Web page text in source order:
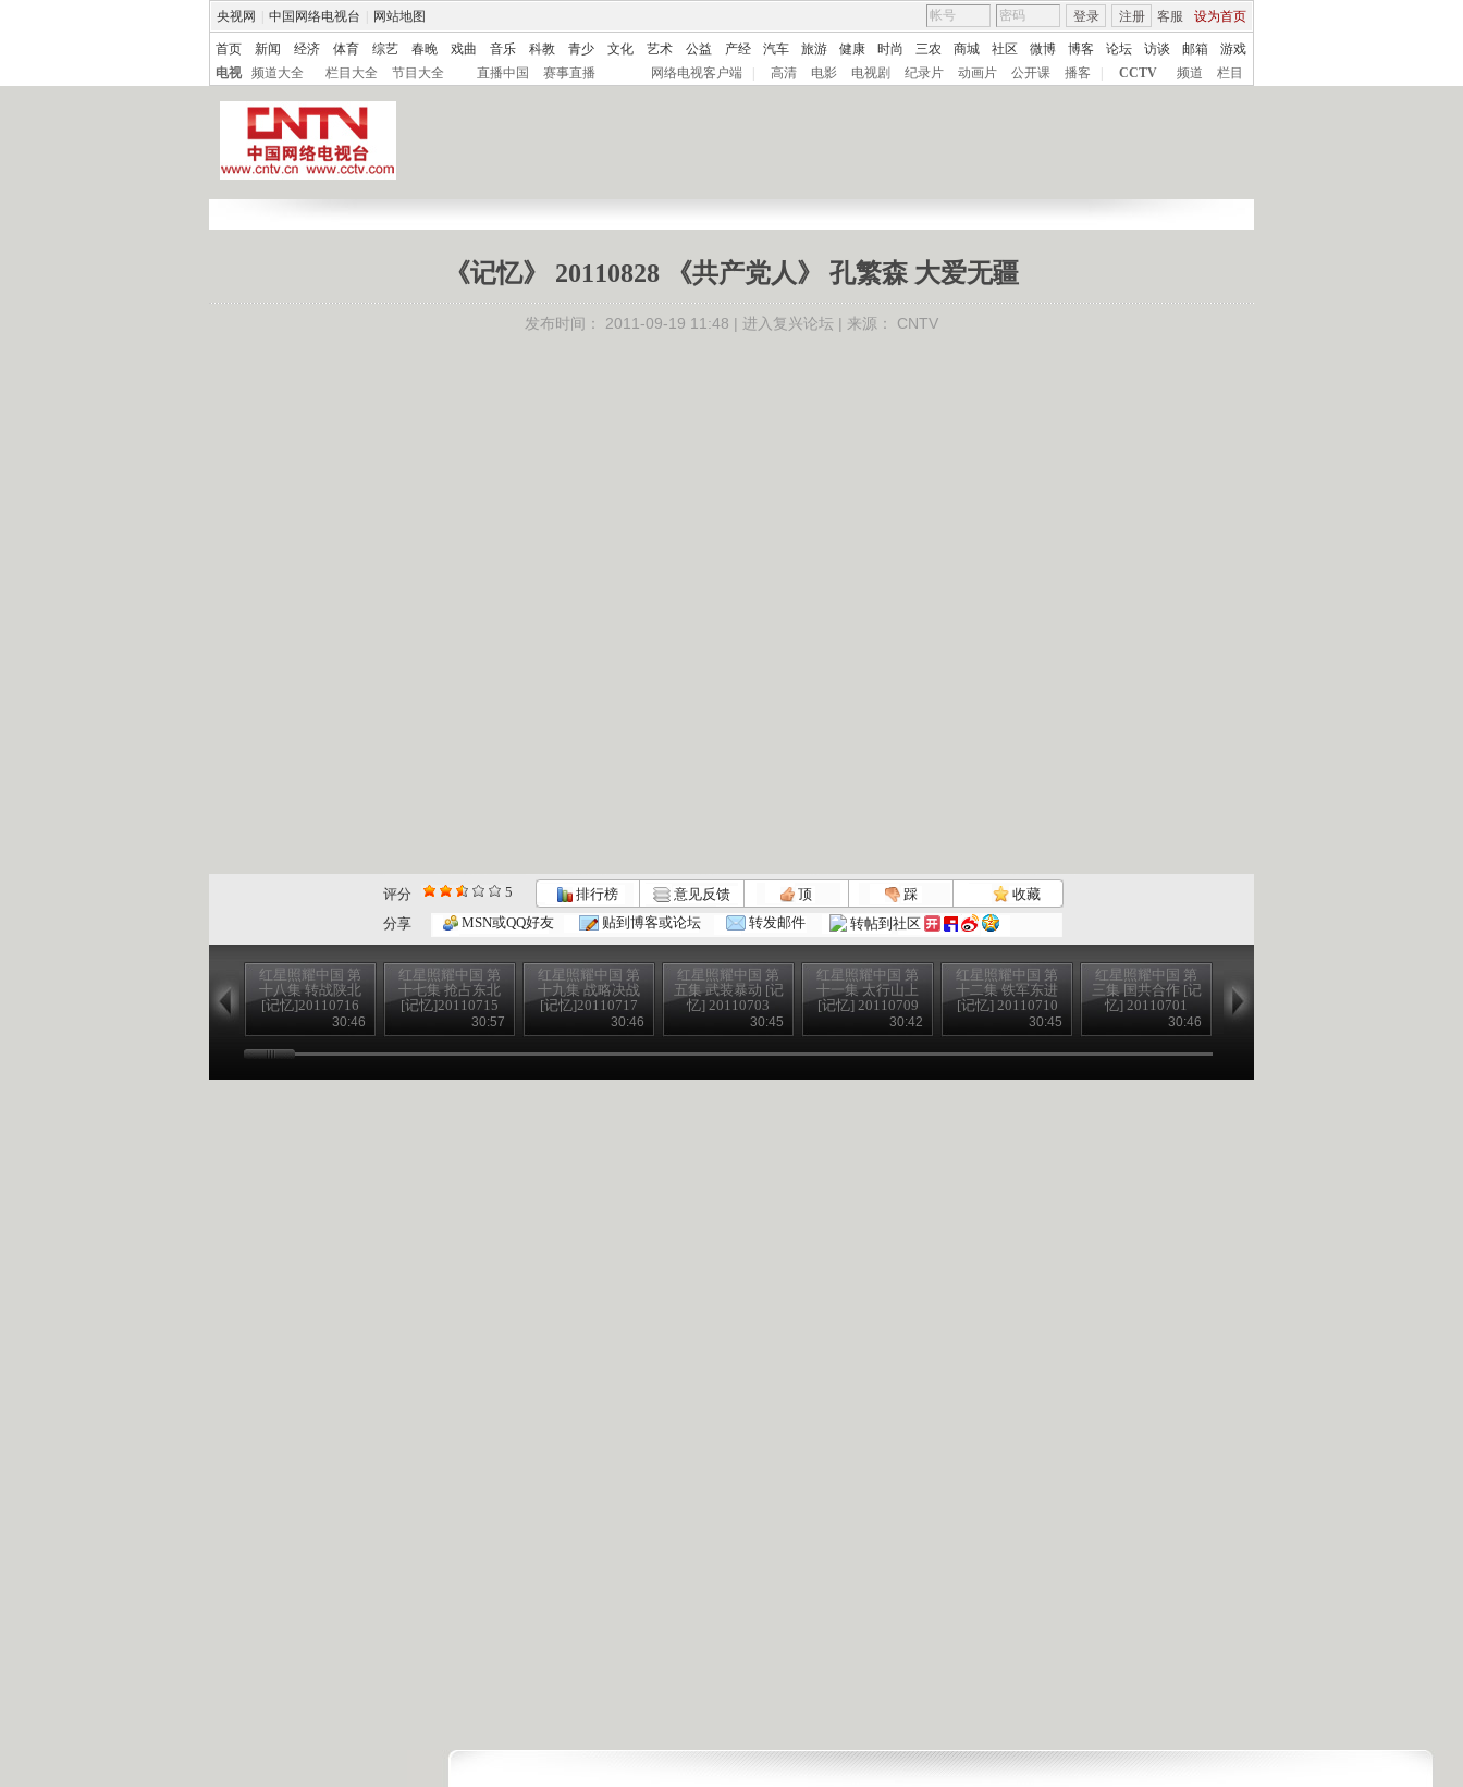
央视网 中国网络电视台 网站地图 客服 设为首页
登录 注册
首页 新闻 经济 体育 综艺 春晚 戏曲 音乐 科教 青少 文化 艺术 公益 产经 汽车 旅游 健康 时尚 三农 商城 社区 微博 博客 论坛 访谈 邮箱
游戏
电视
频道大全 栏目大全 节目大全 直播中国 赛事直播 网络电视客户端 高清 电影 电视剧 纪录片 动画片 公开课 播客 CCTV 频道 栏目
《记忆》 20110828 《共产党人》 孔繁森 大爱无疆
发布时间： 2011-09-19 11:48 | 进入复兴论坛 | 来源： CNTV
评分 5 排行榜 意见反馈 顶 踩
收藏
分享
MSN或QQ好友 贴到博客或论坛 转发邮件 转帖到社区
红星照耀中国 第
十八集 转战陕北
[记忆]20110716
30:46
红星照耀中国 第
十七集 抢占东北
[记忆]20110715
30:57
红星照耀中国 第
十九集 战略决战
[记忆]20110717
30:46
红星照耀中国 第
五集 武装暴动 [记
忆] 20110703
30:45
红星照耀中国 第
十一集 太行山上
[记忆] 20110709
30:42
红星照耀中国 第
十二集 铁军东进
[记忆] 20110710
30:45
红星照耀中国 第
三集 国共合作 [记
忆] 20110701
30:46
十三集 奔赴延安
[记忆]20110711